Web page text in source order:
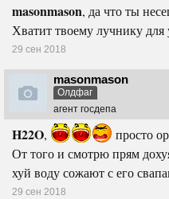
masonmason, да что ты
Хватит твоему лучнику для
29 сен 2018
masonmason
Олдфаг
агент госдепа
H22O,
просто
От того и смотрю прям
хуй воду сожают с его
29 сен 2018